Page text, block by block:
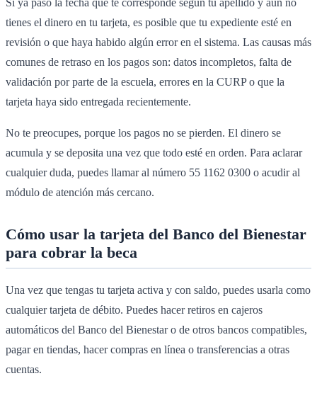
tienes el dinero en tu tarjeta, es posible que tu expediente esté en
revisión o que haya habido algún error en el sistema. Las causas más
comunes de retraso en los pagos son: datos incompletos, falta de
validación por parte de la escuela, errores en la CURP o que la
tarjeta haya sido entregada recientemente.
No te preocupes, porque los pagos no se pierden. El dinero se
acumula y se deposita una vez que todo esté en orden. Para aclarar
cualquier duda, puedes llamar al número 55 1162 0300 o acudir al
módulo de atención más cercano.
Cómo usar la tarjeta del Banco del Bienestar
para cobrar la beca
Una vez que tengas tu tarjeta activa y con saldo, puedes usarla como
cualquier tarjeta de débito. Puedes hacer retiros en cajeros
automáticos del Banco del Bienestar o de otros bancos compatibles,
pagar en tiendas, hacer compras en línea o transferencias a otras
cuentas.